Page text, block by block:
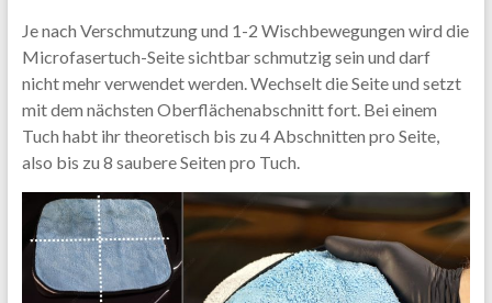
Je nach Verschmutzung und 1-2 Wischbewegungen wird die
Microfasertuch-Seite sichtbar schmutzig sein und darf
nicht mehr verwendet werden. Wechselt die Seite und setzt
mit dem nächsten Oberflächenabschnitt fort. Bei einem
Tuch habt ihr theoretisch bis zu 4 Abschnitten pro Seite,
also bis zu 8 saubere Seiten pro Tuch.